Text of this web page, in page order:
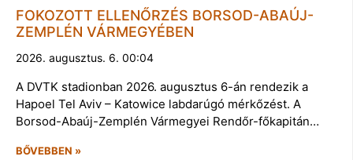
FOKOZOTT ELLENŐRZÉS BORSOD-ABAÚJ-
ZEMPLÉN VÁRMEGYÉBEN
2026. augusztus. 6. 00:04
A DVTK stadionban 2026. augusztus 6-án rendezik a
Hapoel Tel Aviv – Katowice labdarúgó mérkőzést. A
Borsod-Abaúj-Zemplén Vármegyei Rendőr-főkapitán…
BŐVEBBEN »